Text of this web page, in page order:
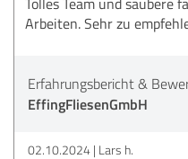
Arbeiten. Sehr zu
Erfahrungsbericht &
EffingFliesenGmbH
02.10.2024 Lars h.